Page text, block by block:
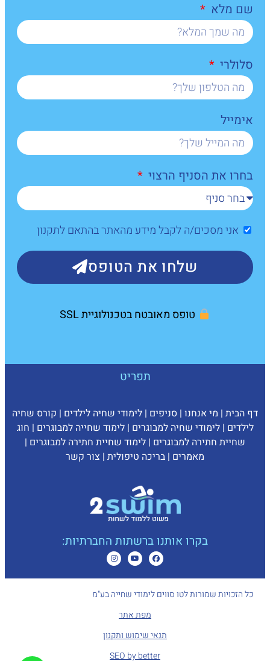
שם מלא
סלולרי
אימייל
בחרו את הסניף הרצוי
אני מסכים/ה לקבל מידע מהאתר בהתאם לתקנון
שלחו את הטופס
טופס מאובטח בטכנולוגיית SSL
תפריט
דף הבית | מי אנחנו | סניפים | לימודי שחיה לילדים | קורס שחיה
לילדים |לימודי שחיה למבוגרים |לימוד שחייה למבוגרים | חוג
שחיית חתירה למבוגרים | לימוד שחיית חתירה למבוגרים |
מאמרים | בריכה טיפולית | צור קשר
בקרו אותנו ברשתות החברתיות:
כל הזכויות שמורות לטו סווים לימודי שחייה בע"מ
מפת אתר
תנאי שימוש ותקנון
SEO by better